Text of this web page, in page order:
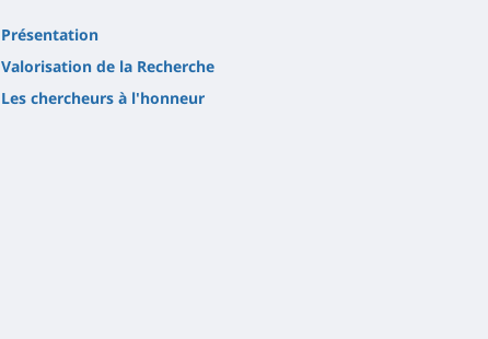
Présentation
Valorisation de la Recherche
Les chercheurs à l'honneur